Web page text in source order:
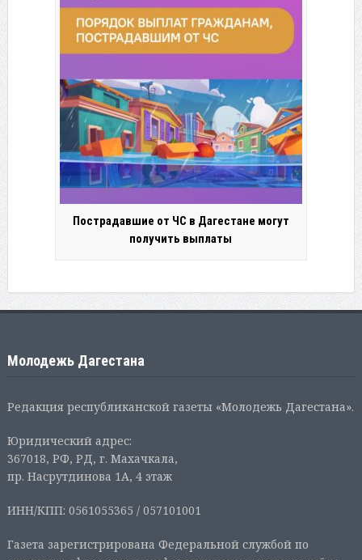
Пострадавшие от ЧС в Дагестане могут
получить выплаты
Молодежь Дагестана
Редакция республиканской газеты «Молодежь Дагестана».
Юридический адрес:
367018, РФ, РД, г. Махачкала,
пр. Насрутдинова 1А, 4 этаж
ИНН/КПП: 0561055365 / 057101001
Газета зарегистрирована Федеральной службой по